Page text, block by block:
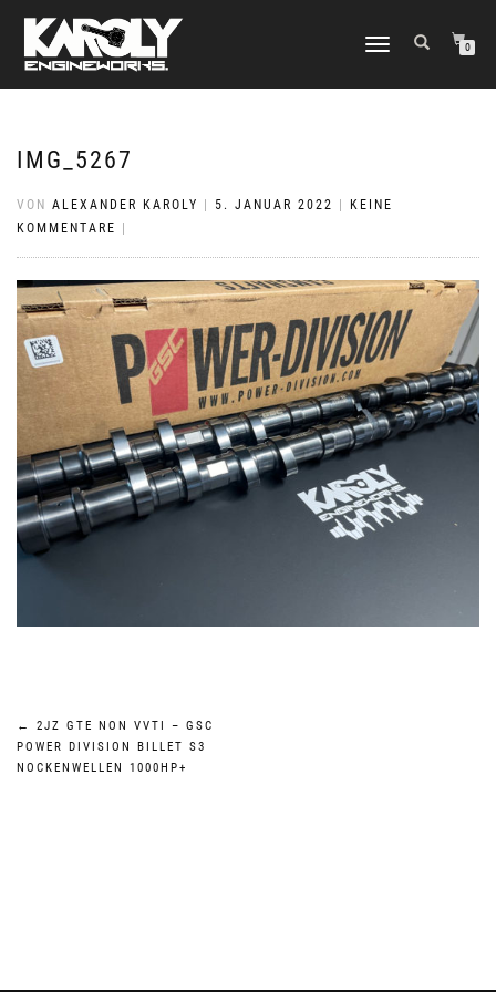
NAVIGATION
0
IMG_5267
VON ALEXANDER KAROLY 5. JANUAR 2022
KEINE
KOMMENTARE
Beitragsnavigation
←
2JZ GTE NON VVTI – GSC
POWER DIVISION BILLET S3
NOCKENWELLEN 1000HP+